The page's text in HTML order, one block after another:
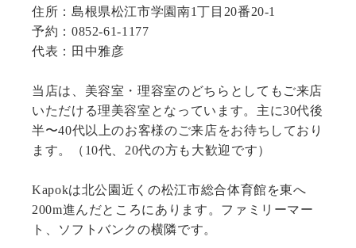
住所：島根県松江市学園南1丁目20番20-1
予約：0852-61-1177
代表：田中雅彦
当店は、美容室・理容室のどちらとしてもご来店
いただける理美容室となっています。主に30代後
半〜40代以上のお客様のご来店をお待ちしており
ます。（10代、20代の方も大歓迎です）
Kapokは北公園近くの松江市総合体育館を東へ
200m進んだところにあります。ファミリーマー
ト、ソフトバンクの横隣です。